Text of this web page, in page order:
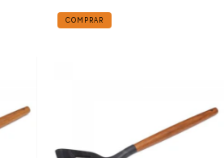
COMPRAR